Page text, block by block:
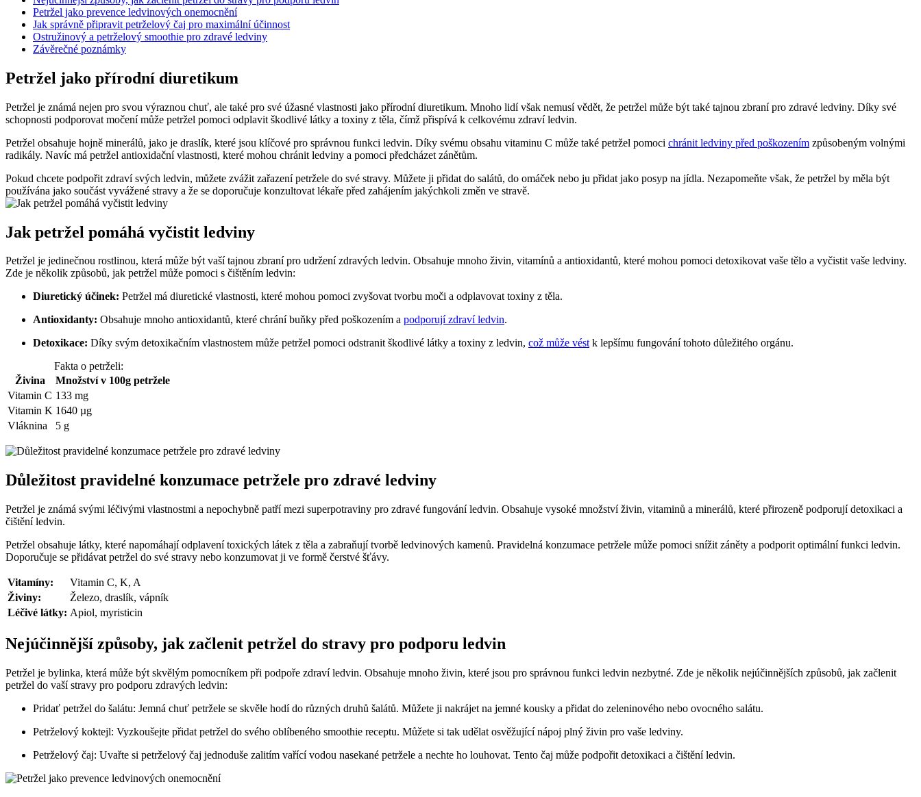
Petržel jako prevence ledvinových onemocnění
Jak správně připravit petrželový čaj pro maximální účinnost
Ostružinový a​ petrželový smoothie pro zdravé ledviny
Závěrečné poznámky
Petržel jako přírodní diuretikum
Petržel‌ je​ známá nejen pro svou výraznou⁢ chuť, ale také ‍pro​ své úžasné vlastnosti jako přírodní ‌diuretikum. Mnoho lidí však nemusí vědět, ​že petržel může být také tajnou zbraní​ pro zdravé ledviny. Díky své
schopnosti podporovat močení může petržel pomoci odplavit ​škodlivé látky a toxiny z těla, čímž‍ přispívá k celkovému zdraví ledvin.
Petržel obsahuje hojně minerálů, jako je‌ draslík,‍ které ‍jsou klíčové pro správnou ⁣funkci ledvin. Díky svému obsahu vitaminu ​C‍ může⁣ také petržel pomoci chránit ledviny před poškozením ‍způsobeným ​volnými
radikály. Navíc má petržel antioxidační ‍vlastnosti, které mohou‌ chránit ledviny a pomoci předcházet zánětům.
Pokud chcete podpořit ‌zdraví ‌svých‍ ledvin, ‌můžete zvážit zařazení petržele do své⁢ stravy. Můžete ji přidat do salátů, do omáček nebo‌ ju přidat ⁤jako posyp na jídla. Nezapomeňte však, že petržel by měla⁢ být
‍používána jako⁤ součást vyvážené stravy a že se doporučuje‌ konzultovat lékaře před zahájením jakýchkoli změn ve stravě.
Jak petržel pomáhá vyčistit ledviny
Petržel je jedinečnou rostlinou, která může být vaší tajnou zbraní pro⁢ udržení zdravých ledvin. Obsahuje mnoho živin, vitamínů a antioxidantů, které ⁤mohou pomoci detoxikovat vaše tělo ‌a vyčistit ⁢vaše ledviny.
Zde je ⁢několik způsobů, jak petržel ⁢může pomoci s ​čištěním ledvin:
Diuretický účinek: Petržel má diuretické ‍vlastnosti, které mohou pomoci zvyšovat tvorbu moči ⁢a‍ odplavovat toxiny z⁣ těla.
Antioxidanty: Obsahuje‌ mnoho antioxidantů, které chrání buňky ​před ‍poškozením ‌a ⁣ podporují zdraví ledvin.
Detoxikace: Díky⁢ svým detoxikačním vlastnostem může petržel pomoci odstranit⁢ škodlivé ​látky a toxiny z ledvin, což může vést​ k lepšímu fungování tohoto důležitého ‌orgánu.
Fakta o petrželi:
Živina
Množství v 100g petržele
Vitamin C 133 ⁢mg
Vitamin K 1640 µg
Vláknina
5 g
Důležitost pravidelné konzumace⁣ petržele ⁢pro⁣ zdravé ledviny
Petržel je známá svými ⁤léčivými vlastnostmi a nepochybně patří​ mezi ​superpotraviny⁢ pro zdravé fungování ledvin.‌ Obsahuje ​vysoké množství živin, vitaminů a minerálů, které přirozeně ⁤podporují ‍detoxikaci ⁤a
čištění ledvin.
Petržel obsahuje‌ látky, ⁣které ​napomáhají odplavení toxických látek z těla a zabraňují tvorbě ledvinových kamenů. Pravidelná konzumace petržele může pomoci snížit záněty a podporit optimální funkci ledvin.
Doporučuje se přidávat petržel do⁤ své stravy nebo konzumovat ji ve formě‍ čerstvé šťávy.
Vitamíny:
Vitamin⁤ C, K, A
Živiny:
Železo, draslík, vápník
Léčivé látky: Apiol, myristicin
Nejúčinnější způsoby, jak začlenit petržel do stravy‍ pro podporu ledvin
Petržel je ‌bylinka, která může být skvělým pomocníkem při‌ podpoře zdraví ledvin. Obsahuje ​mnoho ⁣živin, ‌které jsou pro správnou⁢ funkci⁢ ledvin nezbytné. Zde je několik nejúčinnějších způsobů, jak začlenit
‌petržel do vaší stravy pro podporu zdravých ledvin:
Pridať petržel do šalátu: Jemná chuť petržele se skvěle hodí do různých druhů šalátů. Můžete ji nakrájet na jemné kousky a přidat do zeleninového nebo⁢ ovocného salátu.
Petrželový koktejl: Vyzkoušejte přidat ​petržel do svého oblíbeného smoothie receptu. Můžete si tak udělat osvěžující nápoj plný⁤ živin pro vaše ledviny.
Petrželový ​čaj: Uvařte si petrželový čaj jednoduše⁣ zalitím vařící vodou nasekané petržele a nechte ‍ho louhovat. Tento čaj může podpořit detoxikaci a čištění ledvin.